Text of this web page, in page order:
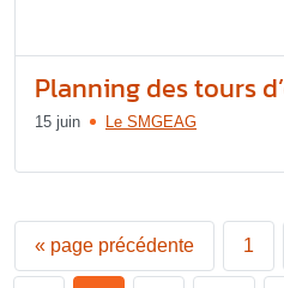
Planning des tours
15 juin Le SMGEAG
« page précédente 1